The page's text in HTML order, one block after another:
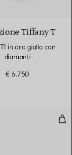
Tiffany T
in oro giallo con
diamanti
€ 6.750
piccole in oro